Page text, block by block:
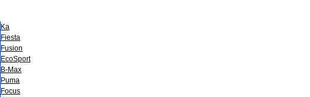
Ka
Fiesta
Fusion
EcoSport
B-Max
Puma
Focus